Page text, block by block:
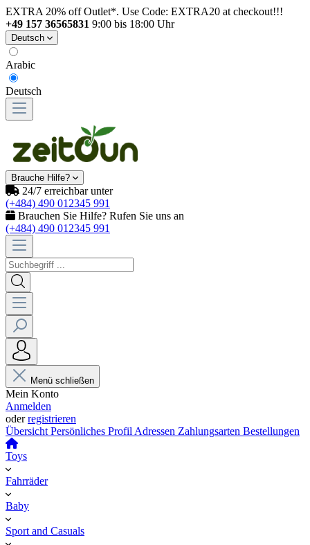
EXTRA 20% off Outlet*. Use Code: EXTRA20 at checkout!!!
+49 157 36565831 9:00 bis 18:00 Uhr
Deutsch
Arabic
Deutsch
Brauche Hilfe?
24/7 erreichbar unter
(+484) 490 012345 991
Brauchen Sie Hilfe? Rufen Sie uns an
(+484) 490 012345 991
Menü schließen
Mein Konto
Anmelden
oderregistrieren
Übersicht Persönliches Profil Adressen Zahlungsarten Bestellungen
Toys
Fahrräder
Baby
Sport and Casuals